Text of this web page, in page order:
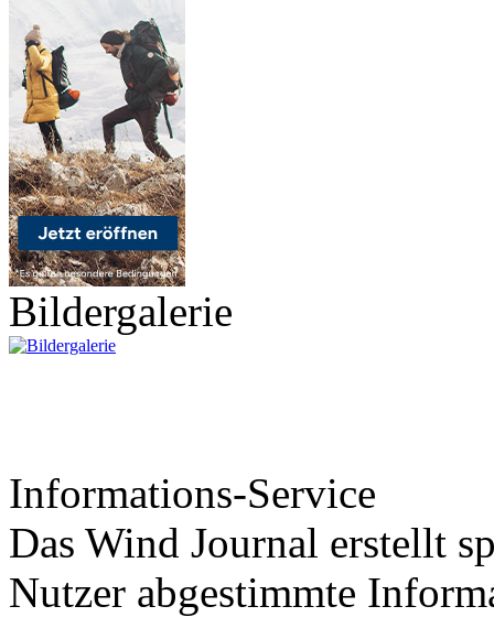
Bildergalerie
Informations-Service
Das Wind Journal erstellt
Nutzer abgestimmte